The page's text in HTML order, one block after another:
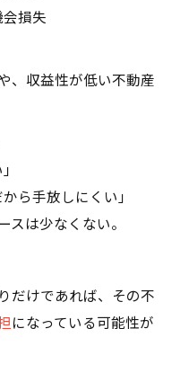
損失
、収益性が低い不動産
ら手放しにくい」
スは少なくない。
だけであれば、その不
になっている可能性が